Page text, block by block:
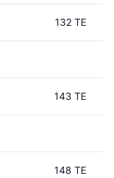
132 TE
143 TE
148 TE